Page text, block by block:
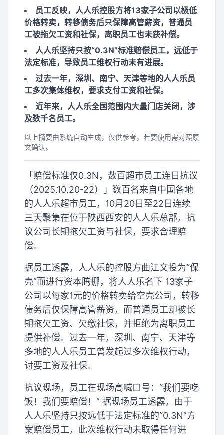
员工反映，人人乐控股方将13家子公司以极低
价格转卖，转移债务后只保障高管薪资，普通员
工被拖欠工资和社保，离职员工也未获补偿。
人人乐坚持只按“0.3N”标准赔偿员工，远低于
法定标准，导致员工维权行动未有进展。
过去一年，深圳、南宁、天津等地的人人乐员
工多次集体维权，要求支付工资和社保。
近年来，人人乐全国范围内大量门店关闭，涉
及数千名员工。
以上摘要由系统自动生成，仅供参考，若要使用需对照原
文确认。
「赔偿标准仅0.3N，数百超市员工连日抗议
（2025.10.20-22）」数百名来自中国各地
的人人乐超市员工，10月20日至22日连续
三天聚集在位于陕西西安的人人乐总部，抗
议公司长期拖欠工资与社保，要求合理赔
偿。
据员工透露，人人乐的控股方曲江文投为“保
壳”而进行资本腾挪，将人人乐名下 13家子
公司以每家1元的价格转卖给空壳公司，转移
债务后仅保障高管薪资，而普通员工却被长
期拖欠工资、欠缴社保，并拒绝为离职员工
提供补偿。过去一年，深圳、南宁、天津等
多地的人人乐员工曾发起过多次维权行动，
讨要工资及社保。
抗议现场，员工在现场高喊口号：“我们要吃
饭！我们要赔偿！” 据现场员工透露，由于
人人乐坚持只按远低于法定标准的“0.3N”方
案赔偿员工，此次维权行动未取得任何进